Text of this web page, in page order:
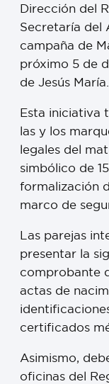
Dirección del
Secretaría del
campaña de
próximo 5 de
de Jesús María.
Esta iniciativa
las y los
legales del
simbólico de
formalización
marco de
Las parejas
presentar la
comprobante
actas de
certificados
Asimismo,
oficinas del